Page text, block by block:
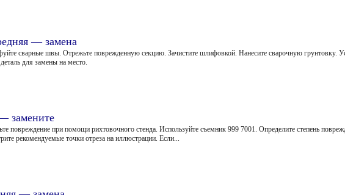
— замена
сварные швы. Отрежьте поврежденную секцию. Зачистите шлифовкой. Нанесите сварочную грунтовку.
для замены на место.
замените
повреждение при помощи рихтовочного стенда. Используйте съемник 999 7001. Определите степень
рекомендуемые точки отреза на иллюстрации. Если...